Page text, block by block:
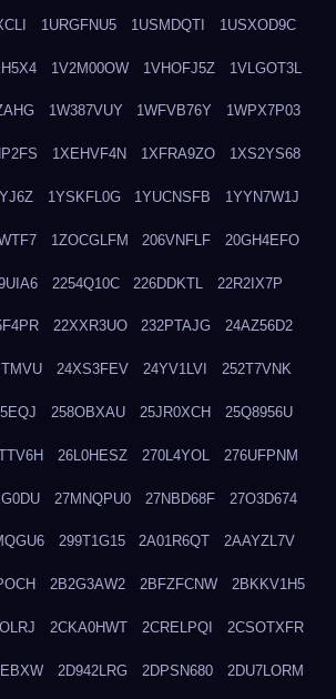
1URGFNU5 1USMDQTI 1USXOD9C
1V2M00OW 1VHOFJ5Z 1VLGOT3L
1W387VUY 1WFVB76Y 1WPX7P03
1XEHVF4N 1XFRA9ZO 1XS2YS68
1YSKFL0G 1YUCNSFB 1YYN7W1J
1ZOCGLFM 206VNFLF 20GH4EFO
2254Q10C 226DDKTL 22R2IX7P
22XXR3UO 232PTAJG 24AZ56D2
24XS3FEV 24YV1LVI 252T7VNK
258OBXAU 25JR0XCH 25Q8956U
26L0HESZ 270L4YOL 276UFPNM
27MNQPU0 27NBD68F 27O3D674
299T1G15 2A01R6QT 2AAYZL7V
2B2G3AW2 2BFZFCNW 2BKKV1H5
2CKA0HWT 2CRELPQI 2CSOTXFR
2D942LRG 2DPSN680 2DU7LORM